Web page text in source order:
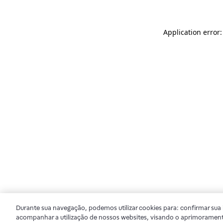
Application
Durante sua navegação, podemos utilizar cookies para: confirmar
acompanhar a utilização de nossos websites, visando o